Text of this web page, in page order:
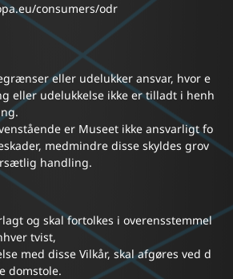
consumers/odr
eller udelukker ansvar, hvor e
eller udelukkelse ikke er tilladt i henh
er Museet ikke ansvarligt fo
medmindre disse skyldes grov
handling.
og skal fortolkes i overensstemmel
tvist,
med disse Vilkår, skal afgøres ved d
domstole.